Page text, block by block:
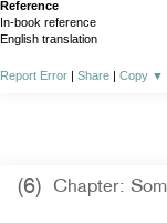
Reference
In-book reference
English translation
Report Error Share Copy ▼
(6) Chapter: